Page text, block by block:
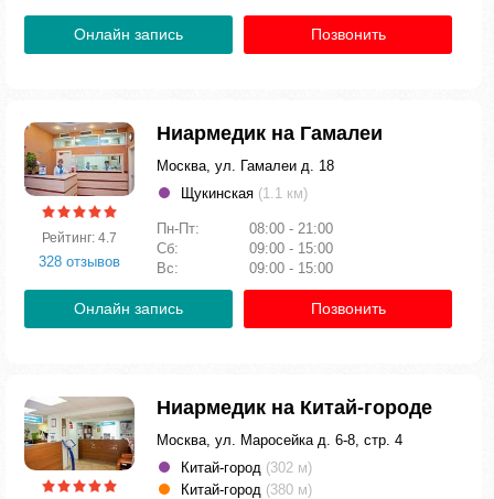
Онлайн запись Позвонить
Рейтинг: 4.7
328 отзывов
Ниармедик на Гамалеи
Москва, ул. Гамалеи д. 18
Щукинская (1.1 км)
Пн-Пт:
08:00 - 21:00
Сб:
09:00 - 15:00
Вс:
09:00 - 15:00
Онлайн запись Позвонить
Ниармедик на Китай-городе
Москва, ул. Маросейка д. 6-8, стр. 4
Китай-город (302 м)
Китай-город (380 м)